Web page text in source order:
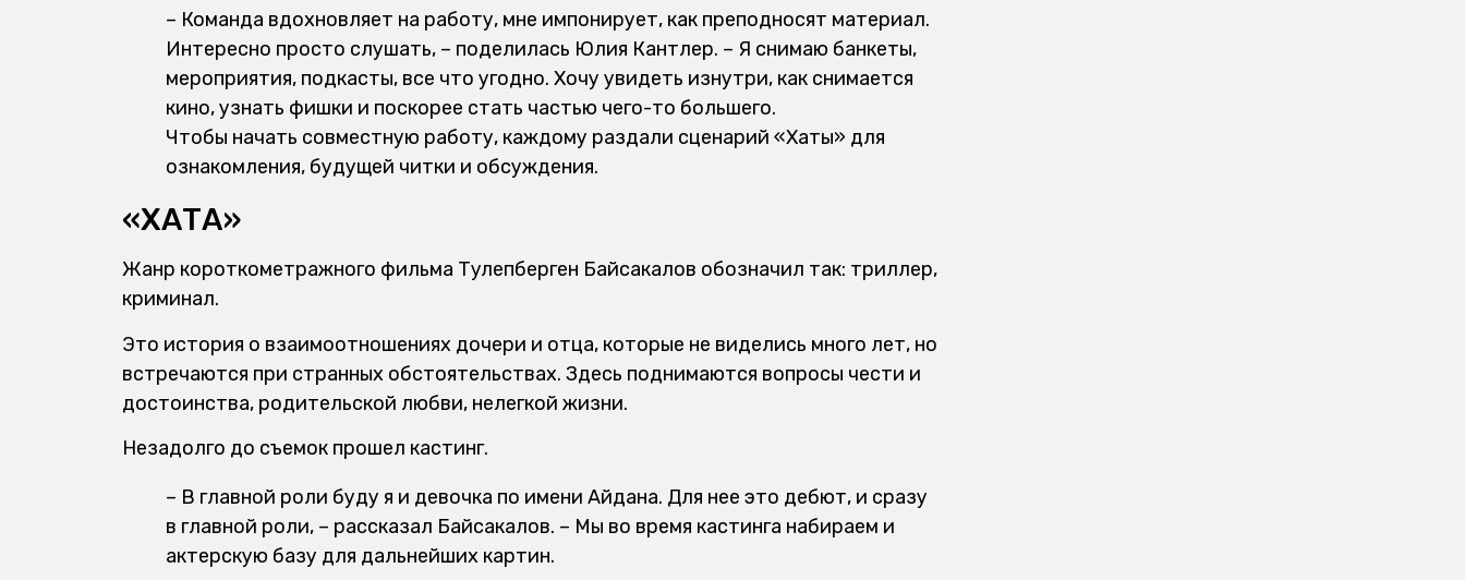
– Команда вдохновляет на работу, мне импонирует, как преподносят материал.
Интересно просто слушать, – поделилась Юлия Кантлер. – Я снимаю банкеты,
мероприятия, подкасты, все что угодно. Хочу увидеть изнутри, как снимается
кино, узнать фишки и поскорее стать частью чего-то большего.
Чтобы начать совместную работу, каждому раздали сценарий «Хаты» для
ознакомления, будущей читки и обсуждения.
«ХАТА»
Жанр короткометражного фильма Тулепберген Байсакалов обозначил так: триллер,
криминал.
Это история о взаимоотношениях дочери и отца, которые не виделись много лет, но
встречаются при странных обстоятельствах. Здесь поднимаются вопросы чести и
достоинства, родительской любви, нелегкой жизни.
Незадолго до съемок прошел кастинг.
– В главной роли буду я и девочка по имени Айдана. Для нее это дебют, и сразу
в главной роли, – рассказал Байсакалов. – Мы во время кастинга набираем и
актерскую базу для дальнейших картин.